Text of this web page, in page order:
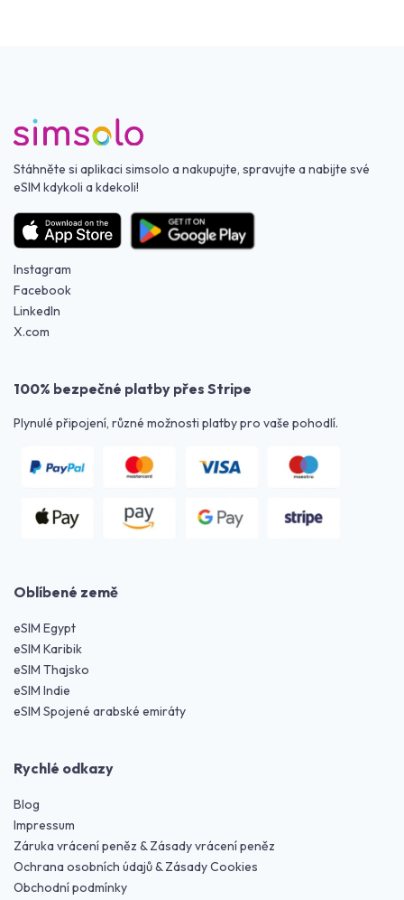
Stáhněte si aplikaci simsolo a nakupujte, spravujte a nabijte své
eSIM kdykoli a kdekoli!
Instagram
Facebook
LinkedIn
X.com
100% bezpečné platby přes Stripe
Plynulé připojení, různé možnosti platby pro vaše pohodlí.
Oblíbené země
eSIM Egypt
eSIM Karibik
eSIM Thajsko
eSIM Indie
eSIM Spojené arabské emiráty
Rychlé odkazy
Blog
Impressum
Záruka vrácení peněz & Zásady vrácení peněz
Ochrana osobních údajů & Zásady Cookies
Obchodní podmínky